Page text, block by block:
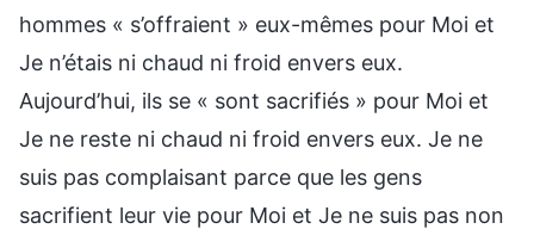
hommes « s’offraient » eux-mêmes pour Moi et
Je n’étais ni chaud ni froid envers eux.
Aujourd’hui, ils se « sont sacrifiés » pour Moi et
Je ne reste ni chaud ni froid envers eux. Je ne
suis pas complaisant parce que les gens
sacrifient leur vie pour Moi et Je ne suis pas non